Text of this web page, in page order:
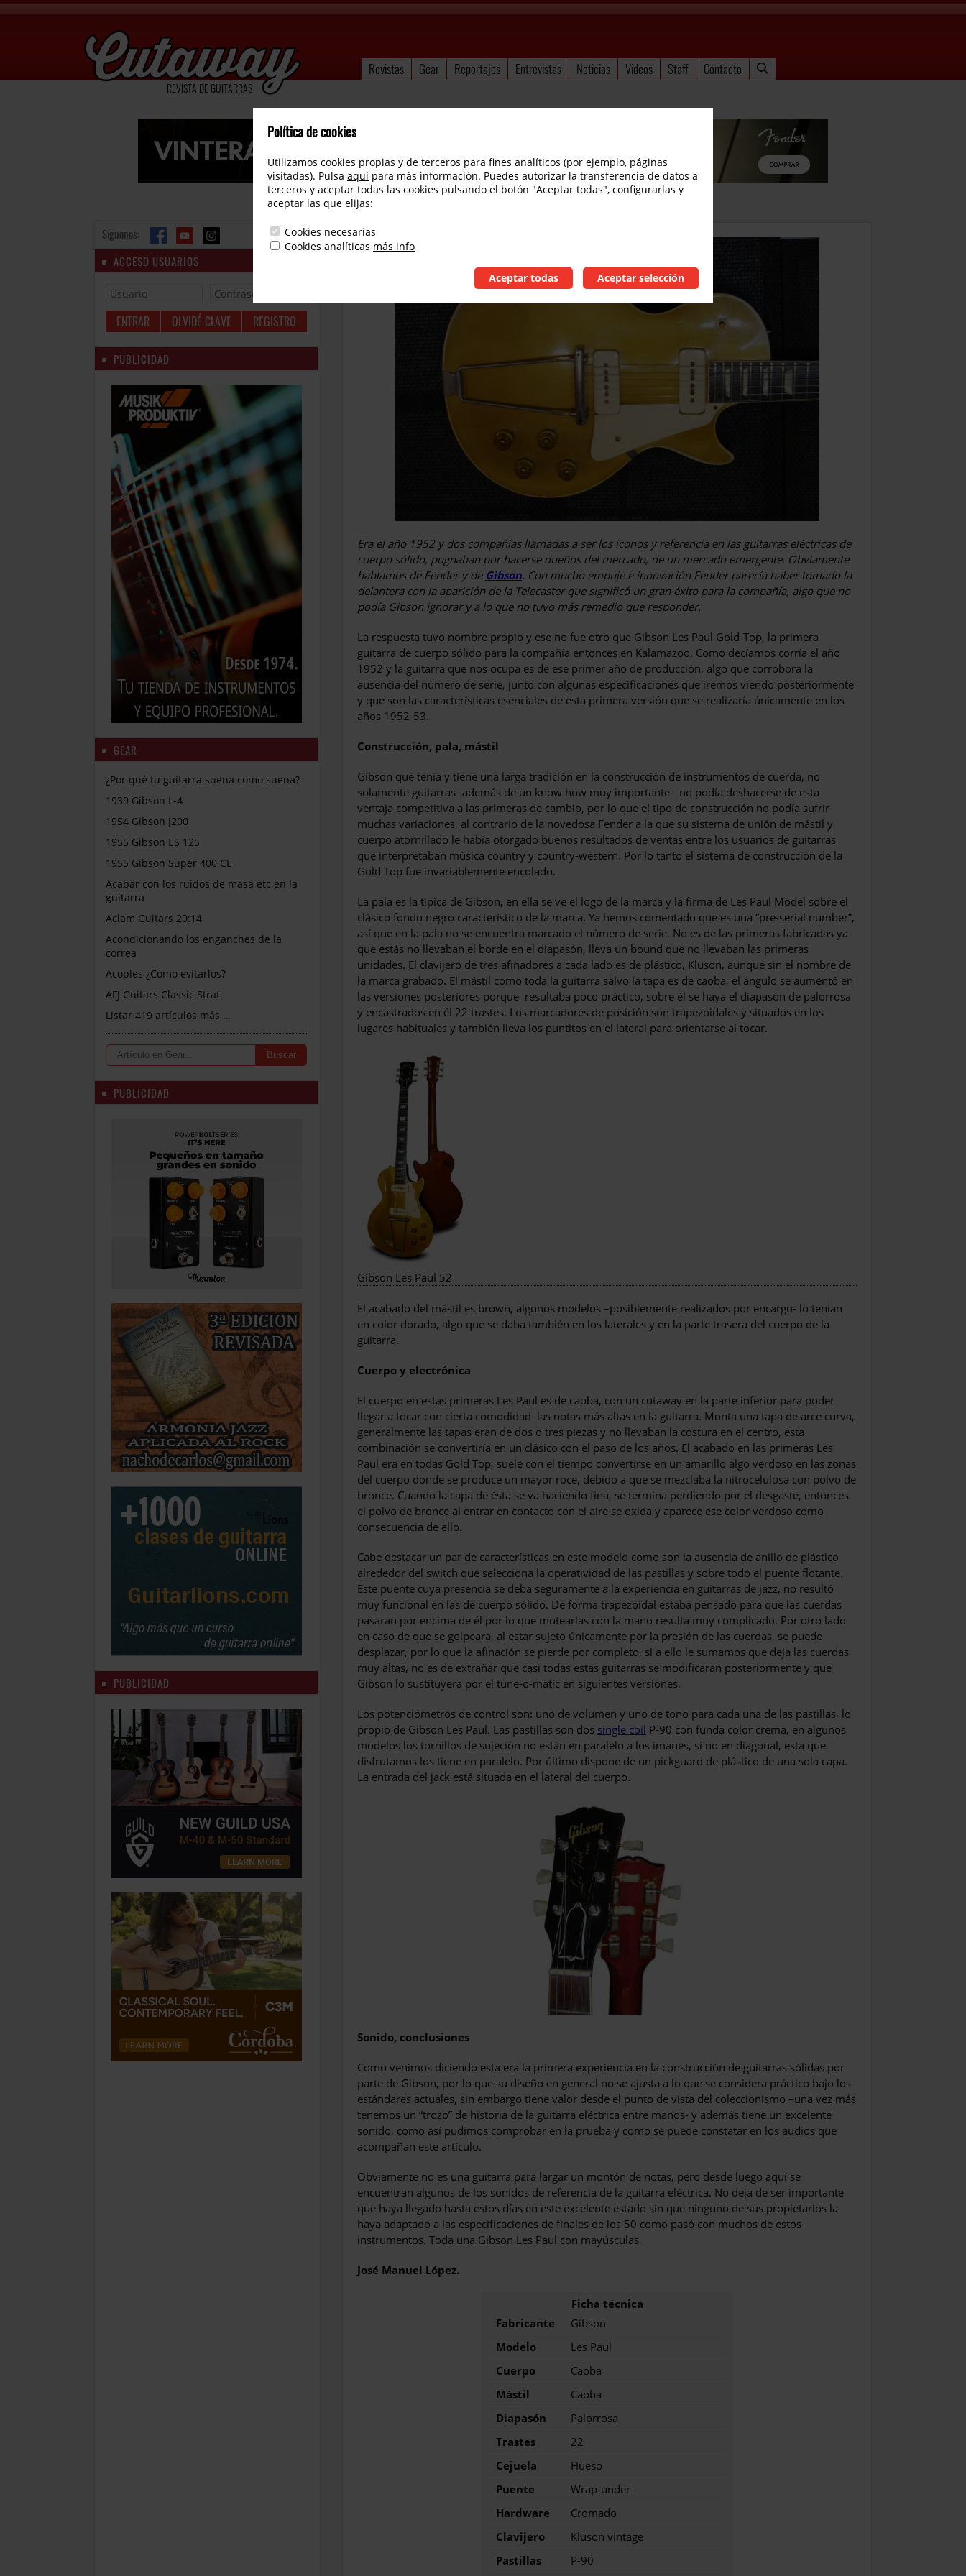
REVISTA DE GUITARRAS
Revistas Gear Reportajes Entrevistas Noticias Videos Staff Contacto
Gibson Les Paul 52
Era el año 1952 y dos compañías llamadas a ser los iconos y referencia en las guitarras eléctricas de
cuerpo sólido, pugnaban por hacerse dueños del mercado, de un mercado emergente. Obviamente
hablamos de Fender y de Gibson. Con mucho empuje e innovación Fender parecía haber tomado la
delantera con la aparición de la Telecaster que significó un gran éxito para la compañía, algo que no
podía Gibson ignorar y a lo que no tuvo más remedio que responder.
La respuesta tuvo nombre propio y ese no fue otro que Gibson Les Paul Gold-Top, la primera
guitarra de cuerpo sólido para la compañía entonces en Kalamazoo. Como decíamos corría el año
1952 y la guitarra que nos ocupa es de ese primer año de producción, algo que corrobora la
ausencia del número de serie, junto con algunas especificaciones que iremos viendo posteriormente
y que son las características esenciales de esta primera versión que se realizaría únicamente en los
años 1952-53.
Construcción, pala, mástil
Gibson que tenía y tiene una larga tradición en la construcción de instrumentos de cuerda, no
solamente guitarras -además de un know how muy importante- no podía deshacerse de esta
ventaja competitiva a las primeras de cambio, por lo que el tipo de construcción no podía sufrir
muchas variaciones, al contrario de la novedosa Fender a la que su sistema de unión de mástil y
cuerpo atornillado le había otorgado buenos resultados de ventas entre los usuarios de guitarras
que interpretaban música country y country-western. Por lo tanto el sistema de construcción de la
Gold Top fue invariablemente encolado.
La pala es la típica de Gibson, en ella se ve el logo de la marca y la firma de Les Paul Model sobre el
clásico fondo negro característico de la marca. Ya hemos comentado que es una “pre-serial number”,
así que en la pala no se encuentra marcado el número de serie. No es de las primeras fabricadas ya
que estás no llevaban el borde en el diapasón, lleva un bound que no llevaban las primeras
unidades. El clavijero de tres afinadores a cada lado es de plástico, Kluson, aunque sin el nombre de
la marca grabado. El mástil como toda la guitarra salvo la tapa es de caoba, el ángulo se aumentó en
las versiones posteriores porque resultaba poco práctico, sobre él se haya el diapasón de palorrosa
y encastrados en él 22 trastes. Los marcadores de posición son trapezoidales y situados en los
lugares habituales y también lleva los puntitos en el lateral para orientarse al tocar.
Gibson Les Paul 52
El acabado del mástil es brown, algunos modelos –posiblemente realizados por encargo- lo tenían
en color dorado, algo que se daba también en los laterales y en la parte trasera del cuerpo de la
guitarra.
Cuerpo y electrónica
El cuerpo en estas primeras Les Paul es de caoba, con un cutaway en la parte inferior para poder
llegar a tocar con cierta comodidad las notas más altas en la guitarra. Monta una tapa de arce curva,
generalmente las tapas eran de dos o tres piezas y no llevaban la costura en el centro, esta
combinación se convertiría en un clásico con el paso de los años. El acabado en las primeras Les
Paul era en todas Gold Top, suele con el tiempo convertirse en un amarillo algo verdoso en las zonas
del cuerpo donde se produce un mayor roce, debido a que se mezclaba la nitrocelulosa con polvo de
bronce. Cuando la capa de ésta se va haciendo fina, se termina perdiendo por el desgaste, entonces
el polvo de bronce al entrar en contacto con el aire se oxida y aparece ese color verdoso como
consecuencia de ello.
Cabe destacar un par de características en este modelo como son la ausencia de anillo de plástico
alrededor del switch que selecciona la operatividad de las pastillas y sobre todo el puente flotante.
Este puente cuya presencia se deba seguramente a la experiencia en guitarras de jazz, no resultó
muy funcional en las de cuerpo sólido. De forma trapezoidal estaba pensado para que las cuerdas
pasaran por encima de él por lo que mutearlas con la mano resulta muy complicado. Por otro lado
en caso de que se golpeara, al estar sujeto únicamente por la presión de las cuerdas, se puede
desplazar, por lo que la afinación se pierde por completo, si a ello le sumamos que deja las cuerdas
muy altas, no es de extrañar que casi todas estas guitarras se modificaran posteriormente y que
Gibson lo sustituyera por el tune-o-matic en siguientes versiones.
Los potenciómetros de control son: uno de volumen y uno de tono para cada una de las pastillas, lo
propio de Gibson Les Paul. Las pastillas son dos single coil P-90 con funda color crema, en algunos
modelos los tornillos de sujeción no están en paralelo a los imanes, si no en diagonal, esta que
disfrutamos los tiene en paralelo. Por último dispone de un pickguard de plástico de una sola capa.
La entrada del jack está situada en el lateral del cuerpo.
Sonido, conclusiones
Como venimos diciendo esta era la primera experiencia en la construcción de guitarras sólidas por
parte de Gibson, por lo que su diseño en general no se ajusta a lo que se considera práctico bajo los
estándares actuales, sin embargo tiene valor desde el punto de vista del coleccionismo –una vez más
tenemos un “trozo” de historia de la guitarra eléctrica entre manos- y además tiene un excelente
sonido, como así pudimos comprobar en la prueba y como se puede constatar en los audios que
acompañan este artículo.
Obviamente no es una guitarra para largar un montón de notas, pero desde luego aquí se
encuentran algunos de los sonidos de referencia de la guitarra eléctrica. No deja de ser importante
que haya llegado hasta estos días en este excelente estado sin que ninguno de sus propietarios la
haya adaptado a las especificaciones de finales de los 50 como pasó con muchos de estos
instrumentos. Toda una Gibson Les Paul con mayúsculas.
José Manuel López.
Fabricante
Gibson
Modelo
Les Paul
Cuerpo
Caoba
Mástil
Caoba
Diapasón
Palorrosa
Trastes
22
Cejuela
Hueso
Puente
Wrap-under
Hardware
Cromado
Clavijero
Kluson vintage
Pastillas
P-90
Síguenos:
ACCESO USUARIOS
OLVIDÉ CLAVE REGISTRO
PUBLICIDAD
GEAR
¿Por qué tu guitarra suena como suena?
1939 Gibson L-4
1954 Gibson J200
1955 Gibson ES 125
1955 Gibson Super 400 CE
Acabar con los ruidos de masa etc en la
guitarra
Aclam Guitars 20:14
Acondicionando los enganches de la
correa
Acoples ¿Cómo evitarlos?
AFJ Guitars Classic Strat
Listar 419 artículos más …
PUBLICIDAD
PUBLICIDAD
Política de cookies
Utilizamos cookies propias y de terceros para fines analíticos (por ejemplo, páginas
visitadas). Pulsa aquí para más información. Puedes autorizar la transferencia de datos a
terceros y aceptar todas las cookies pulsando el botón "Aceptar todas", configurarlas y
aceptar las que elijas:
Cookies necesarias
Cookies analíticas más info
Aceptar todas Aceptar selección